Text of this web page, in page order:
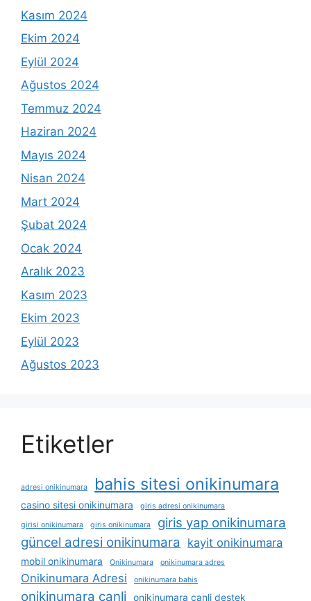
Kasım 2024
Ekim 2024
Eylül 2024
Ağustos 2024
Temmuz 2024
Haziran 2024
Mayıs 2024
Nisan 2024
Mart 2024
Şubat 2024
Ocak 2024
Aralık 2023
Kasım 2023
Ekim 2023
Eylül 2023
Ağustos 2023
Etiketler
adresi onikinumara bahis sitesi onikinumara
casino sitesi onikinumara giris adresi onikinumara
girisi onikinumara giris onikinumara
giris yap onikinumara
güncel adresi onikinumara
kayit onikinumara
mobil onikinumara Onikinumara onikinumara adres
Onikinumara Adresi onikinumara bahis
onikinumara canli onikinumara canli destek